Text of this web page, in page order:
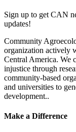
Sign up to get CAN
updates!
Community
organization actively
Central America. We
injustice through
community-based
and universities to
development..
Make a Difference